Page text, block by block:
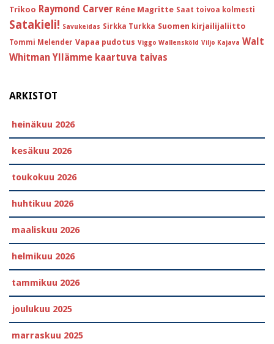
Trikoo Raymond Carver Réne Magritte Saat toivoa kolmesti
Satakieli! Savukeidas Sirkka Turkka Suomen kirjailijaliitto
Tommi Melender Vapaa pudotus Viggo Wallensköld Viljo Kajava Walt
Whitman Yllämme kaartuva taivas
ARKISTOT
heinäkuu 2026
kesäkuu 2026
toukokuu 2026
huhtikuu 2026
maaliskuu 2026
helmikuu 2026
tammikuu 2026
joulukuu 2025
marraskuu 2025